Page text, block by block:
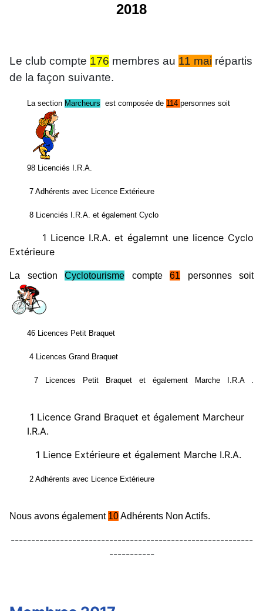
2018
Le club compte 176 membres au 11 mai répartis
de la façon suivante.
La section Marcheurs est composée de 114 personnes soit
98 Licenciés I.R.A.
7 Adhérents avec Licence Extérieure
8 Licenciés I.R.A. et également Cyclo
1 Licence I.R.A. et égalemnt une licence Cyclo
Extérieure
La section Cyclotourisme compte 61 personnes soit
46 Licences Petit Braquet
4 Licences Grand Braquet
7 Licences Petit Braquet et également Marche I.R.A .
1 Licence Grand Braquet et également Marcheur
I.R.A.
1 Lience Extérieure et également Marche I.R.A.
2 Adhérents avec Licence Extérieure
Nous avons également 10Adhérents Non Actifs.
-----------------------------------------------------------
-----------